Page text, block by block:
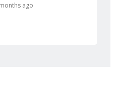
ago